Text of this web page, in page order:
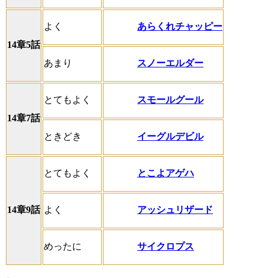
14章5話
よく あらくれチャッピー
あまり スノーエルダー
14章7話
とてもよく スモールグール
ときどき イーグルデビル
14章9話
とてもよく とこよアゲハ
よく アッシュリザード
めったに サイクロプス